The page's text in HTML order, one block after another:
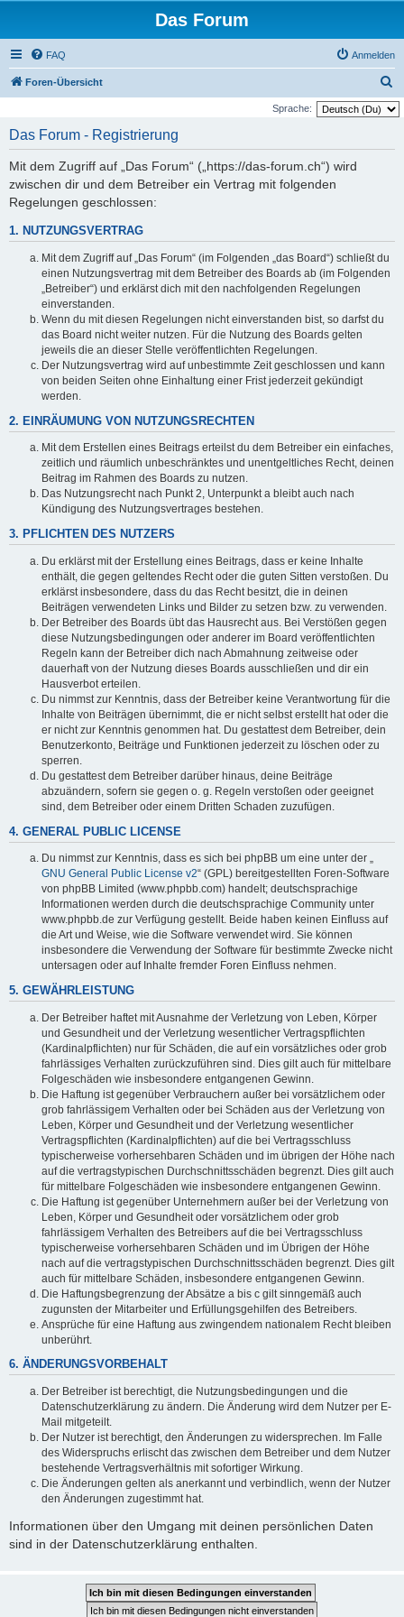
Das Forum
FAQ Anmelden
Foren-Übersicht
u
Sprache:
Das Forum - Registrierung
Mit dem Zugriff auf „Das Forum“ („https://das-forum.ch“) wird
zwischen dir und dem Betreiber ein Vertrag mit folgenden
Regelungen geschlossen:
1. NUTZUNGSVERTRAG
Mit dem Zugriff auf „Das Forum“ (im Folgenden „das Board“) schließt du
einen Nutzungsvertrag mit dem Betreiber des Boards ab (im Folgenden
„Betreiber“) und erklärst dich mit den nachfolgenden Regelungen
einverstanden.
Wenn du mit diesen Regelungen nicht einverstanden bist, so darfst du
das Board nicht weiter nutzen. Für die Nutzung des Boards gelten
jeweils die an dieser Stelle veröffentlichten Regelungen.
Der Nutzungsvertrag wird auf unbestimmte Zeit geschlossen und kann
von beiden Seiten ohne Einhaltung einer Frist jederzeit gekündigt
werden.
2. EINRÄUMUNG VON NUTZUNGSRECHTEN
Mit dem Erstellen eines Beitrags erteilst du dem Betreiber ein einfaches,
zeitlich und räumlich unbeschränktes und unentgeltliches Recht, deinen
Beitrag im Rahmen des Boards zu nutzen.
Das Nutzungsrecht nach Punkt 2, Unterpunkt a bleibt auch nach
Kündigung des Nutzungsvertrages bestehen.
3. PFLICHTEN DES NUTZERS
Du erklärst mit der Erstellung eines Beitrags, dass er keine Inhalte
enthält, die gegen geltendes Recht oder die guten Sitten verstoßen. Du
erklärst insbesondere, dass du das Recht besitzt, die in deinen
Beiträgen verwendeten Links und Bilder zu setzen bzw. zu verwenden.
Der Betreiber des Boards übt das Hausrecht aus. Bei Verstößen gegen
diese Nutzungsbedingungen oder anderer im Board veröffentlichten
Regeln kann der Betreiber dich nach Abmahnung zeitweise oder
dauerhaft von der Nutzung dieses Boards ausschließen und dir ein
Hausverbot erteilen.
Du nimmst zur Kenntnis, dass der Betreiber keine Verantwortung für die
Inhalte von Beiträgen übernimmt, die er nicht selbst erstellt hat oder die
er nicht zur Kenntnis genommen hat. Du gestattest dem Betreiber, dein
Benutzerkonto, Beiträge und Funktionen jederzeit zu löschen oder zu
sperren.
Du gestattest dem Betreiber darüber hinaus, deine Beiträge
abzuändern, sofern sie gegen o. g. Regeln verstoßen oder geeignet
sind, dem Betreiber oder einem Dritten Schaden zuzufügen.
4. GENERAL PUBLIC LICENSE
Du nimmst zur Kenntnis, dass es sich bei phpBB um eine unter der „
GNU General Public License v2“ (GPL) bereitgestellten Foren-Software
von phpBB Limited (www.phpbb.com) handelt; deutschsprachige
Informationen werden durch die deutschsprachige Community unter
www.phpbb.de zur Verfügung gestellt. Beide haben keinen Einfluss auf
die Art und Weise, wie die Software verwendet wird. Sie können
insbesondere die Verwendung der Software für bestimmte Zwecke nicht
untersagen oder auf Inhalte fremder Foren Einfluss nehmen.
5. GEWÄHRLEISTUNG
Der Betreiber haftet mit Ausnahme der Verletzung von Leben, Körper
und Gesundheit und der Verletzung wesentlicher Vertragspflichten
(Kardinalpflichten) nur für Schäden, die auf ein vorsätzliches oder grob
fahrlässiges Verhalten zurückzuführen sind. Dies gilt auch für mittelbare
Folgeschäden wie insbesondere entgangenen Gewinn.
Die Haftung ist gegenüber Verbrauchern außer bei vorsätzlichem oder
grob fahrlässigem Verhalten oder bei Schäden aus der Verletzung von
Leben, Körper und Gesundheit und der Verletzung wesentlicher
Vertragspflichten (Kardinalpflichten) auf die bei Vertragsschluss
typischerweise vorhersehbaren Schäden und im übrigen der Höhe nach
auf die vertragstypischen Durchschnittsschäden begrenzt. Dies gilt auch
für mittelbare Folgeschäden wie insbesondere entgangenen Gewinn.
Die Haftung ist gegenüber Unternehmern außer bei der Verletzung von
Leben, Körper und Gesundheit oder vorsätzlichem oder grob
fahrlässigem Verhalten des Betreibers auf die bei Vertragsschluss
typischerweise vorhersehbaren Schäden und im Übrigen der Höhe
nach auf die vertragstypischen Durchschnittsschäden begrenzt. Dies gilt
auch für mittelbare Schäden, insbesondere entgangenen Gewinn.
Die Haftungsbegrenzung der Absätze a bis c gilt sinngemäß auch
zugunsten der Mitarbeiter und Erfüllungsgehilfen des Betreibers.
Ansprüche für eine Haftung aus zwingendem nationalem Recht bleiben
unberührt.
6. ÄNDERUNGSVORBEHALT
Der Betreiber ist berechtigt, die Nutzungsbedingungen und die
Datenschutzerklärung zu ändern. Die Änderung wird dem Nutzer per E-
Mail mitgeteilt.
Der Nutzer ist berechtigt, den Änderungen zu widersprechen. Im Falle
des Widerspruchs erlischt das zwischen dem Betreiber und dem Nutzer
bestehende Vertragsverhältnis mit sofortiger Wirkung.
Die Änderungen gelten als anerkannt und verbindlich, wenn der Nutzer
den Änderungen zugestimmt hat.
Informationen über den Umgang mit deinen persönlichen Daten
sind in der Datenschutzerklärung enthalten.